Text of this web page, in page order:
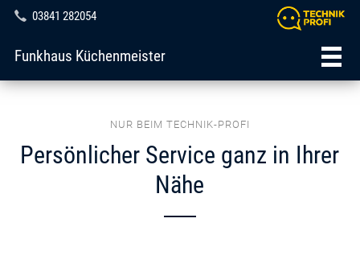
03841 282054
Funkhaus Küchenmeister
NUR BEIM TECHNIK-PROFI
Persönlicher Service ganz in Ihrer
Nähe